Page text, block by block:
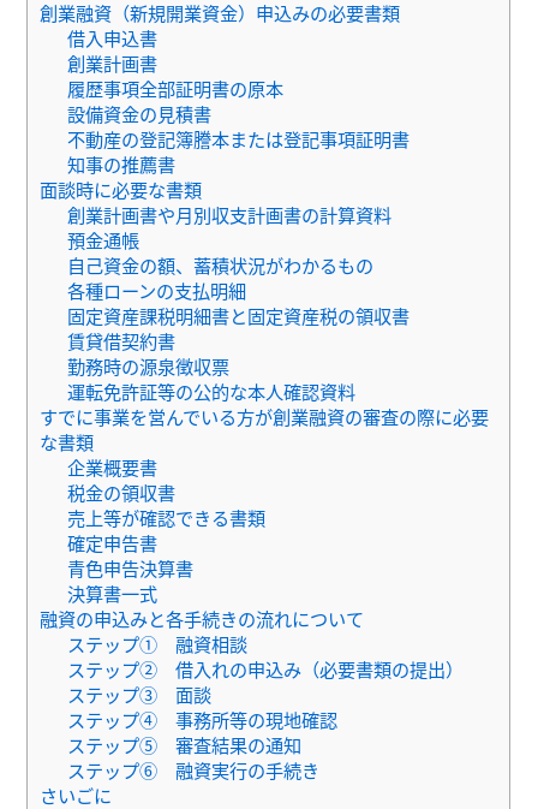
創業融資（新規開業資金）申込みの必要書類
借入申込書
創業計画書
履歴事項全部証明書の原本
設備資金の見積書
不動産の登記簿謄本または登記事項証明書
知事の推薦書
面談時に必要な書類
創業計画書や月別収支計画書の計算資料
預金通帳
自己資金の額、蓄積状況がわかるもの
各種ローンの支払明細
固定資産課税明細書と固定資産税の領収書
賃貸借契約書
勤務時の源泉徴収票
運転免許証等の公的な本人確認資料
すでに事業を営んでいる方が創業融資の審査の際に必要
な書類
企業概要書
税金の領収書
売上等が確認できる書類
確定申告書
青色申告決算書
決算書一式
融資の申込みと各手続きの流れについて
ステップ① 融資相談
ステップ② 借入れの申込み（必要書類の提出）
ステップ③ 面談
ステップ④ 事務所等の現地確認
ステップ⑤ 審査結果の通知
ステップ⑥ 融資実行の手続き
さいごに